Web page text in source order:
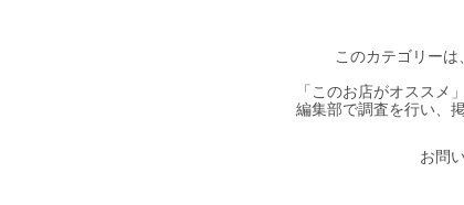
このカテゴリーは
「このお店がオススメ
編集部で調査を行い、
お問